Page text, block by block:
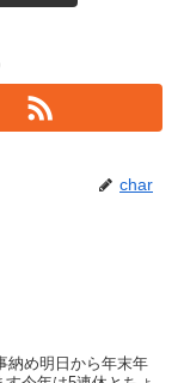
char
納め明日から年末年